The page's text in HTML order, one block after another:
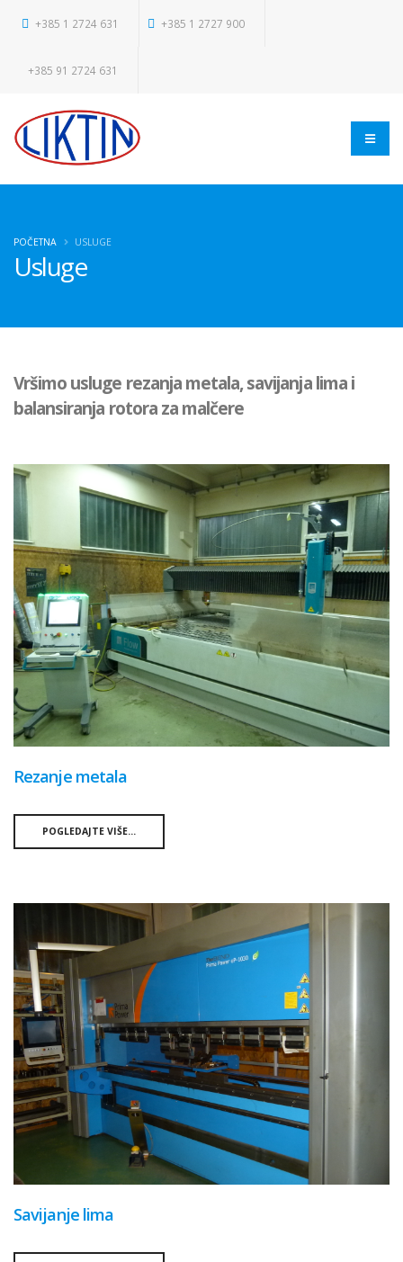
+385 1 2724 631 +385 1 2727 900
+385 91 2724 631
Usluge
POČETNA USLUGE
Vršimo usluge rezanja metala, savijanja lima i
balansiranja rotora za malčere
Rezanje metala
POGLEDAJTE VIŠE...
Savijanje lima